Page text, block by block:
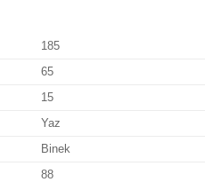
185
65
15
Yaz
Binek
88